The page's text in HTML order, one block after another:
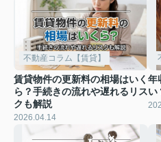
不動産コラム【賃貸】
賃貸物件の更新料の相場はいく
ら？手続きの流れや遅れるリス
クも解説
2026.04.14
年
い